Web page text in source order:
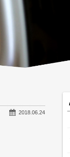
2018.06.24